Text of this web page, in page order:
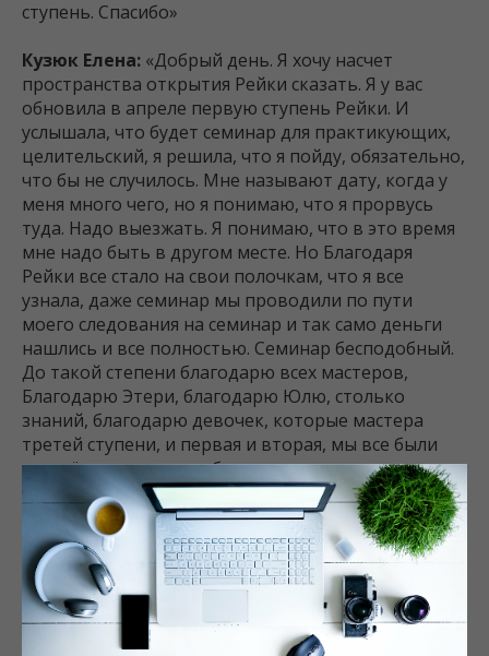
ступень. Спасибо»
Кузюк Елена: «Добрый день. Я хочу насчет
пространства открытия Рейки сказать. Я у вас
обновила в апреле первую ступень Рейки. И
услышала, что будет семинар для практикующих,
целительский, я решила, что я пойду, обязательно,
что бы не случилось. Мне называют дату, когда у
меня много чего, но я понимаю, что я прорвусь
туда. Надо выезжать. Я понимаю, что в это время
мне надо быть в другом месте. Но Благодаря
Рейки все стало на свои полочкам, что я все
узнала, даже семинар мы проводили по пути
моего следования на семинар и так само деньги
нашлись и все полностью. Семинар бесподобный.
До такой степени благодарю всех мастеров,
Благодарю Этери, благодарю Юлю, столько
знаний, благодарю девочек, которые мастера
третей ступени, и первая и вторая, мы все были
сплочёнными, мы все были одним целим
коллективом, и реально столько знаний, я
приехала сразу начала практиковать дома, у меня
мама она как бы не верующей была девочка, я
даже вначале отказывалась ей делать сеанс.
Сейчас она уже у нее, очень большой прогресс, и
мы дальше будем продолжать. Так у меня уже есть
клиент приходит в салон, то есть вторая ступень,